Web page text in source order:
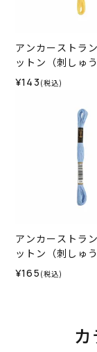
アンカーストラ
ットン（刺しゅ
295
¥143 (税込)
アンカーストラ
ットン（刺しゅ
129
¥165 (税込)